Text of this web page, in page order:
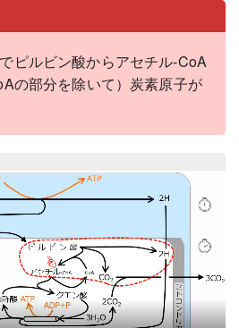
ピルビン酸からアセチル-CoA
の部分を除いて）炭素原子が